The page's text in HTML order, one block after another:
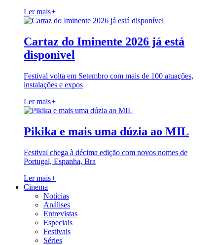
Ler mais+
Cartaz do Iminente 2026 já está
disponível
Festival volta em Setembro com mais de 100 atuações,
instalações e expos
Ler mais+
Pikika e mais uma dúzia ao MIL
Festival chega à décima edição com novos nomes de
Portugal, Espanha, Bra
Ler mais+
Cinema
Notícias
Análises
Entrevistas
Especiais
Festivais
Séries